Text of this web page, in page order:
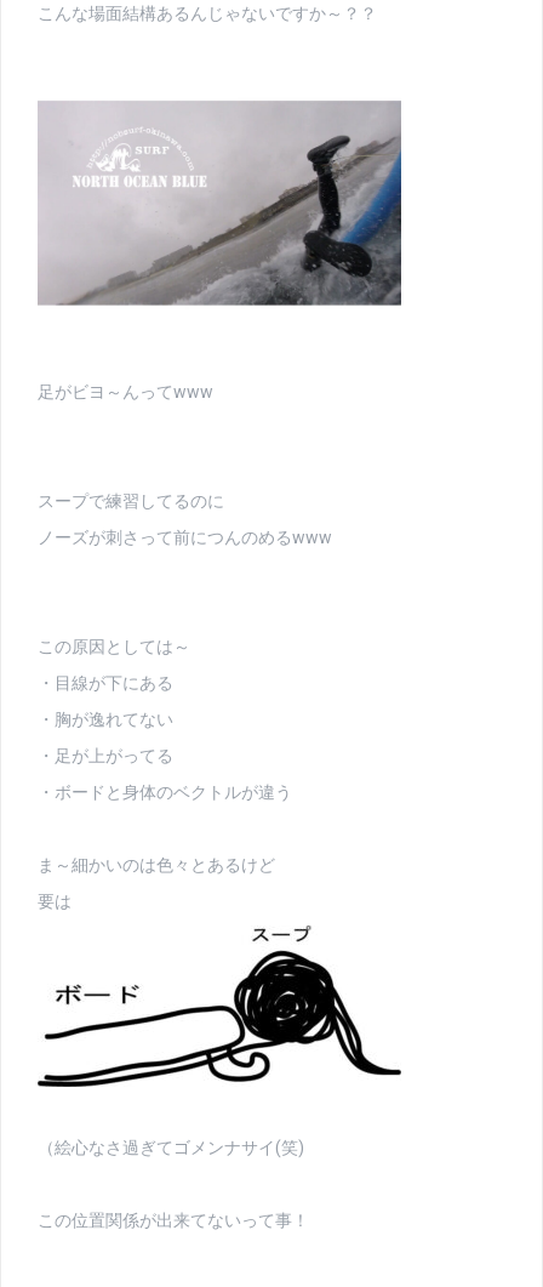
こんな場面結構あるんじゃないですか～？？
足がビヨ～んってwww
スープで練習してるのに
ノーズが刺さって前につんのめるwww
この原因としては～
・目線が下にある
・胸が逸れてない
・足が上がってる
・ボードと身体のベクトルが違う
ま～細かいのは色々とあるけど
要は
（絵心なさ過ぎてゴメンナサイ(笑)
この位置関係が出来てないって事！